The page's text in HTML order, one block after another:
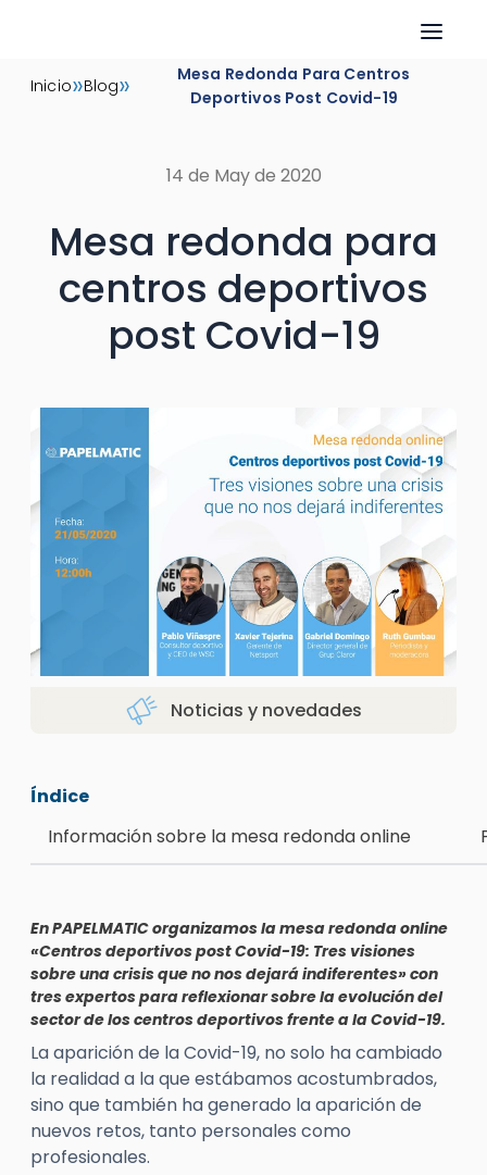
Inicio»Blog»
Mesa Redonda Para Centros
Deportivos Post Covid-19
14 de May de 2020
Mesa redonda para
centros deportivos
post Covid-19
Noticias y novedades
Índice
Información sobre la mesa redonda online
En PAPELMATIC organizamos la mesa redonda online
«Centros deportivos post Covid-19: Tres visiones
sobre una crisis que no nos dejará indiferentes» con
tres expertos para reflexionar sobre la evolución del
sector de los centros deportivos frente a la Covid-19.
La aparición de la Covid-19, no solo ha cambiado
la realidad a la que estábamos acostumbrados,
sino que también ha generado la aparición de
nuevos retos, tanto personales como
profesionales.